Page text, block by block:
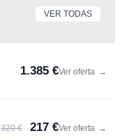
VER TODAS
1.385 €Ver oferta →
320 € 217 €Ver oferta →